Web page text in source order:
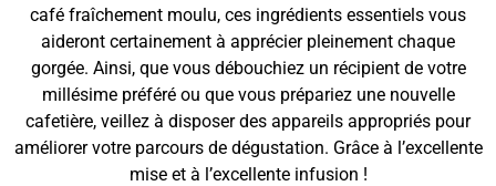
café fraîchement moulu, ces ingrédients essentiels vous
aideront certainement à apprécier pleinement chaque
gorgée. Ainsi, que vous débouchiez un récipient de votre
millésime préféré ou que vous prépariez une nouvelle
cafetière, veillez à disposer des appareils appropriés pour
améliorer votre parcours de dégustation. Grâce à l’excellente
mise et à l’excellente infusion !